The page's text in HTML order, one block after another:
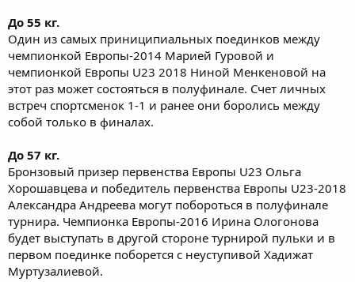
До 55 кг.
Один из самых приниципиальных поединков между
чемпионкой Европы-2014 Марией Гуровой и
чемпионкой Европы U23 2018 Ниной Менкеновой на
этот раз может состояться в полуфинале. Счет личных
встреч спортсменок 1-1 и ранее они боролись между
собой только в финалах.
До 57 кг.
Бронзовый призер первенства Европы U23 Ольга
Хорошавцева и победитель первенства Европы U23-2018
Александра Андреева могут побороться в полуфинале
турнира. Чемпионка Европы-2016 Ирина Ологонова
будет выступать в другой стороне турнирой пульки и в
первом поединке поборется с неуступивой Хадижат
Муртузалиевой.